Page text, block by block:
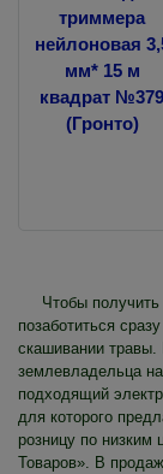
Чтобы
позаботиться
скашивании травы.
землевладельца
подходящий
для которого
розницу по низким
Товаров». В